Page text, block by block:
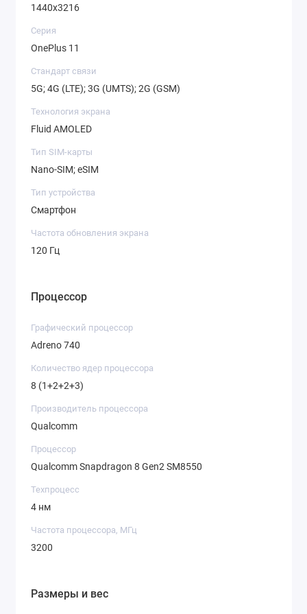
1440x3216
Серия
OnePlus 11
Стандарт связи
5G; 4G (LTE); 3G (UMTS); 2G (GSM)
Технология экрана
Fluid AMOLED
Тип SIM-карты
Nano-SIM; eSIM
Тип устройства
Смартфон
Частота обновления экрана
120 Гц
Процессор
Графический процессор
Adreno 740
Количество ядер процессора
8 (1+2+2+3)
Производитель процессора
Qualcomm
Процессор
Qualcomm Snapdragon 8 Gen2 SM8550
Техпроцесс
4 нм
Частота процессора, МГц
3200
Размеры и вес